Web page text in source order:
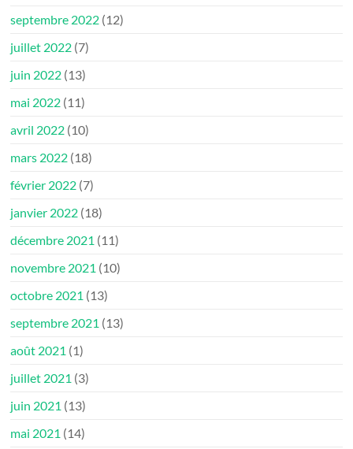
septembre 2022 (12)
juillet 2022 (7)
juin 2022 (13)
mai 2022 (11)
avril 2022 (10)
mars 2022 (18)
février 2022 (7)
janvier 2022 (18)
décembre 2021 (11)
novembre 2021 (10)
octobre 2021 (13)
septembre 2021 (13)
août 2021 (1)
juillet 2021 (3)
juin 2021 (13)
mai 2021 (14)